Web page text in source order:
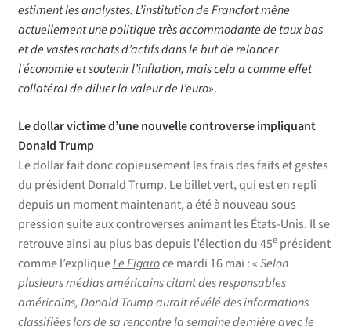
estiment les analystes. L’institution de Francfort mène
actuellement une politique très accommodante de taux bas
et de vastes rachats d’actifs dans le but de relancer
l’économie et soutenir l’inflation, mais cela a comme effet
collatéral de diluer la valeur de l’euro».
Le dollar victime d’une nouvelle controverse impliquant
Donald Trump
Le dollar fait donc copieusement les frais des faits et gestes
du président Donald Trump. Le billet vert, qui est en repli
depuis un moment maintenant, a été à nouveau sous
pression suite aux controverses animant les États-Unis. Il se
retrouve ainsi au plus bas depuis l’élection du 45eprésident
comme l’expliqueLe Figaroce mardi 16 mai : «Selon
plusieurs médias américains citant des responsables
américains, Donald Trump aurait révélé des informations
classifiées lors de sa rencontre la semaine dernière avec le